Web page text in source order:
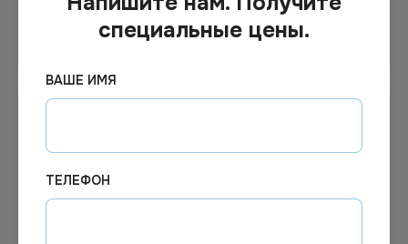
В корзину Узнать цену
специальные цены.
ВАШЕ ИМЯ
ТЕЛЕФОН